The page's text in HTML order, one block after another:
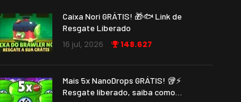
Caixa Nori GRÁTIS! 🎁🐟 Link de
Resgate Liberado
16 jul, 2026 148.627
Mais 5x NanoDrops GRÁTIS! 🥡⚡
Resgate liberado, saiba como…